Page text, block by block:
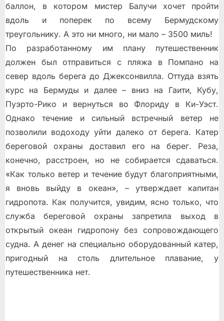
баллон, в котором мистер Балучи хочет пройти
вдоль и поперек по всему Бермудскому
треугольнику. А это ни много, ни мало – 3500 миль!
По разработанному им плану путешественник
должен был отправиться с пляжа в Помпано на
север вдоль берега до Джексонвилла. Оттуда взять
курс на Бермуды и далее – вниз на Гаити, Кубу,
Пуэрто-Рико и вернуться во Флориду в Ки-Уэст.
Однако течение и сильный встречный ветер не
позволили водоходу уйти далеко от берега. Катер
береговой охраны доставил его на берег. Реза,
конечно, расстроен, но не собирается сдаваться.
«Как только ветер и течение будут благоприятными,
я вновь выйду в океан», – утверждает капитан
гидропота. Как получится, увидим, ясно только, что
служба береговой охраны запретила выход в
открытый океан гидропону без сопровождающего
судна. А денег на специально оборудованный катер,
пригодный на столь длительное плавание, у
путешественника нет.